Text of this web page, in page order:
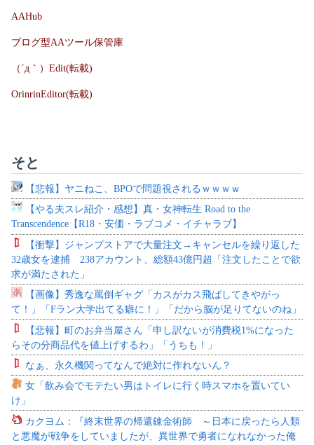
AAHub
ブログ型AAツール保管庫
（´д｀）Edit(転載)
OrinrinEditor(転載)
そと
【悲報】ヤニねこ、BPOで問題視されるｗｗｗｗ
【やる夫スレ紹介・感想】真・女神転生 Road to the
Transcendence【R18・安価・ラブコメ・イチャラブ】
【衝撃】ジャンプストアで大量注文→キャンセルを繰り返した
32歳女を逮捕 238アカウント、総額43億円超「注文したことで欲
求が満たされた」
【画像】秀逸な罵倒ギャグ「カスがカス飛ばしてきやがっ
て！」「Fラン大学出てる癖に！」「だから脳が足りてないのね」
【悲報】町のお弁当屋さん「申し訳ないが消費税1%になった
らその分商品代を値上げするわ」「うちも！」
なぁ、永久機関ってなんで絶対に作れないん？
女「飲み会でモテたい男はトイレに行く時スマホを置いてい
け」
カクヨム：『終末世界の帰還錬金術師 ～日本に戻ったら人類
と悪魔が戦争をしていましたが、異世界で勇者になれなかった俺